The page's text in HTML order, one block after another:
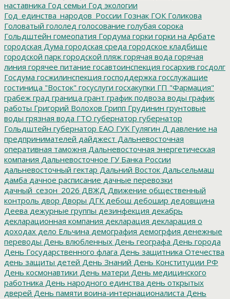
наставника Год семьи Год экологии
Год_единства_народов_России Гознак ГОК Голикова
Головатый гололед голосование голубая сорока
Гольдштейн гомеопатия Гордума горки горки на Арбате
городская Дума городская среда городское кладбище
городской парк городской пляж горячая вода горячая
линия горячее питание госавтоинспекция госархив госдолг
Госдума госжилинспекция господдержка госслужащие
гостиница "Восток" госуслуги госхакупки ГП "Фармация"
грабеж град граница грант график подвоза воды график
работы Григорий Волохов Грипп Грудинин грунтовые
воды грязная вода ГТО губернатор губернатор
Гольдштейн губернатор ЕАО ГУК Гулягин Д давление на
предпринимателей дайджест Дальневосточная
оперативная таможня Дальневосточная энергетическая
компания Дальневосточное ГУ Банка России
дальневосточный гектар Дальний Восток Дальсельмаш
дамба дачное расписание дачные перевозки
дачный_сезон_2026 ДВЖД Движение общественный
контроль двор Дворы ДГК дебош дебошир дедовщина
Деева дежурные группы дезинфекция декабрь
декларационная компания декларация декларация о
доходах дело Ельчина демография демогрфия денежные
переводы День влюбленных День географа День города
День Государственного флага День защитника Отечества
день защиты детей День Знаний День Конституции РФ
День космонавтики День матери День медицинского
работника День народного единства день открытых
дверей День памяти воина-интернационалиста День